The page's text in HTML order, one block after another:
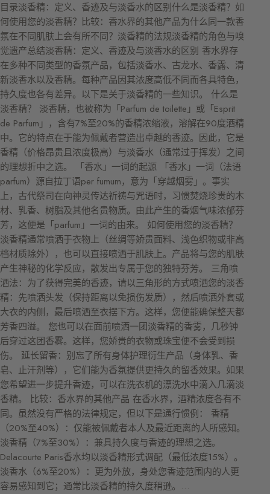
目录淡香精：定义、香迹及与淡香水的区别什么是淡香精？如
何使用您的淡香精？比较：香水界的其他产品为什么同一款香
氛在不同肌肤上会有所不同？淡香精的法规淡香精的角色与嗅
觉遗产总结淡香精：定义、香迹及与淡香水的区别 香水界存
在多种不同类型的香氛产品，包括淡香水、古龙水、香露、清
新淡香水以及香精。每种产品因其浓度高低不同而各具特色，
持久度也各有差异。以下是关于淡香精的一些知识。 什么是
淡香精？ 淡香精，也被称为「Parfum de toilette」或「Esprit
de Parfum」，含有7%至20%的香精浓缩液，溶解在90度酒精
中。它的特点在于能为佩戴者营造出卓越的香迹。因此，它是
香精（价格昂贵且浓度极高）与淡香水（通常过于挥发）之间
的理想折中之选。 「香水」一词的起源 「香水」一词（法语
parfum）源自拉丁语per fumum，意为「穿越烟雾」。事实
上，古代祭司在向神灵传达祈祷与咒语时，习惯焚烧珍贵的木
材、乳香、树脂及其他名贵物质。由此产生的香烟气味浓郁芬
芳，这便是「parfum」一词的由来。 如何使用您的淡香精？
淡香精通常喷洒于衣物上（丝绸等娇贵面料、浅色织物或非高
档材质除外），也可以直接喷洒于肌肤上。产品将与您的肌肤
产生神秘的化学反应，散发出专属于您的独特芬芳。 三角喷
洒法：为了获得完美的香迹，请以三角形的方式喷洒您的淡香
精：先喷洒头发（保持距离以免损伤发质），然后喷洒外套或
大衣的内侧，最后喷洒至衣摆下方。这样，您便能确保整天都
芳香四溢。 您也可以在面前喷洒一团淡香精的香雾，几秒钟
后穿过这团香雾。这样，您娇贵的衣物或珠宝便不会受到损
伤。 延长留香：别忘了所有身体护理衍生产品（身体乳、香
皂、止汗剂等），它们能为香氛提供更持久的留香效果。如果
您希望进一步提升香迹，可以在洗衣机的漂洗水中滴入几滴淡
香精。 比较：香水界的其他产品 在香水界，酒精浓度各有不
同。虽然没有严格的法律规定，但以下是通行惯例： 香精
（20%至40%）：仅能被佩戴者本人及最近距离的人所感知。
淡香精（7%至30%）：兼具持久度与香迹的理想之选。
Delacourte Paris香水均以淡香精形式调配（最低浓度15%）。
淡香水（6%至20%）：更为外放，身处您香迹范围内的人更
容易感知到它；通常比淡香精的持久度稍逊。…